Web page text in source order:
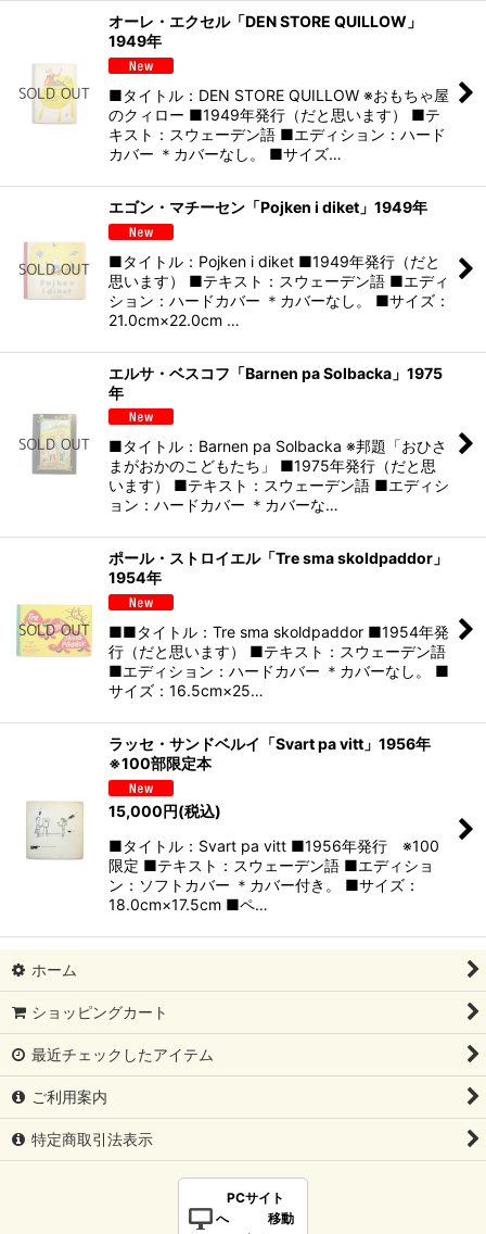
オーレ・エクセル「DEN STORE QUILLOW」
1949年
■タイトル：DEN STORE QUILLOW ※おもちゃ屋
のクィロー ■1949年発行（だと思います） ■テ
キスト：スウェーデン語 ■エディション：ハード
カバー ＊カバーなし。 ■サイズ…
エゴン・マチーセン「Pojken i diket」1949年
■タイトル：Pojken i diket ■1949年発行（だと
思います） ■テキスト：スウェーデン語 ■エディ
ション：ハードカバー ＊カバーなし。 ■サイズ：
21.0cm×22.0cm …
エルサ・ベスコフ「Barnen pa Solbacka」1975
年
■タイトル：Barnen pa Solbacka ※邦題「おひさ
まがおかのこどもたち」 ■1975年発行（だと思
います） ■テキスト：スウェーデン語 ■エディシ
ョン：ハードカバー ＊カバーな…
ポール・ストロイエル「Tre sma skoldpaddor」
1954年
■■タイトル：Tre sma skoldpaddor ■1954年発
行（だと思います） ■テキスト：スウェーデン語
■エディション：ハードカバー ＊カバーなし。 ■
サイズ：16.5cm×25…
ラッセ・サンドベルイ「Svart pa vitt」1956年
※100部限定本
15,000円(税込)
■タイトル：Svart pa vitt ■1956年発行 ※100
限定 ■テキスト：スウェーデン語 ■エディショ
ン：ソフトカバー ＊カバー付き。 ■サイズ：
18.0cm×17.5cm ■ペ…
ホーム
ショッピングカート
最近チェックしたアイテム
ご利用案内
特定商取引法表示
PCサイト
へ 移動